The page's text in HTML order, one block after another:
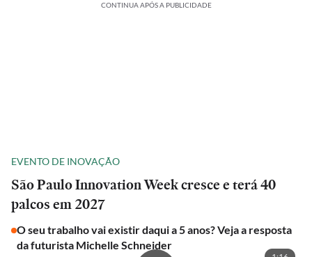
CONTINUA APÓS A PUBLICIDADE
EVENTO DE INOVAÇÃO
São Paulo Innovation Week cresce e terá 40
palcos em 2027
O seu trabalho vai existir daqui a 5 anos? Veja a resposta
da futurista Michelle Schneider